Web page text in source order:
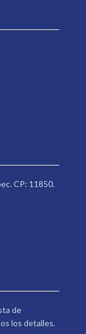
CP: 11850.
de
los detalles.